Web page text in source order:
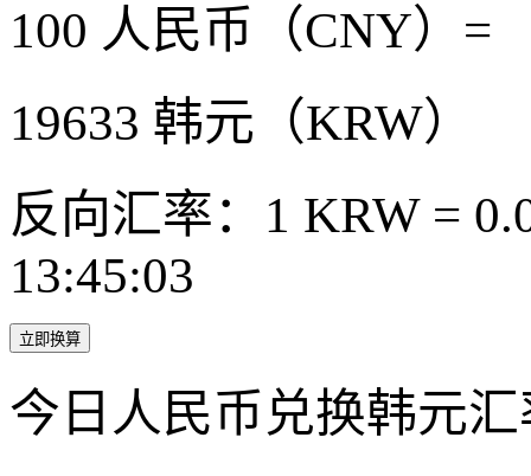
100 人民币（CNY）=
19633 韩元（KRW）
反向汇率：1 KRW =
13:45:03
立即换算
今日人民币兑换韩元